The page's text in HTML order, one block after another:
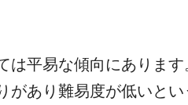
は平易な傾向にありま
があり難易度が低いと